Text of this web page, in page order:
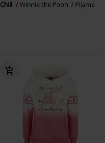
Chill Winnie the Pooh Pijama